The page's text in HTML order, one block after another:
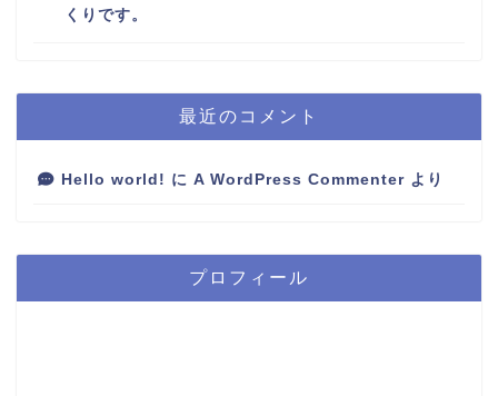
くりです。
最近のコメント
Hello world! に A WordPress Commenter より
プロフィール